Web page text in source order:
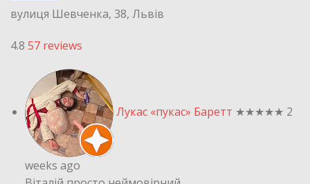
вулиця Шевченка, 38, Львів
4.8 57 reviews
Лукас «пукас» Баретт ★★★★★ 2
weeks ago